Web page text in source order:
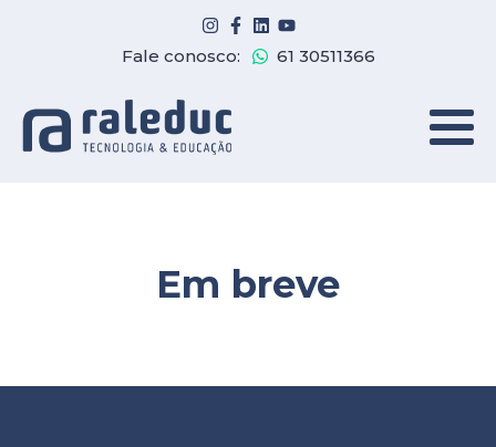
Fale conosco: 61 30511366
Em breve